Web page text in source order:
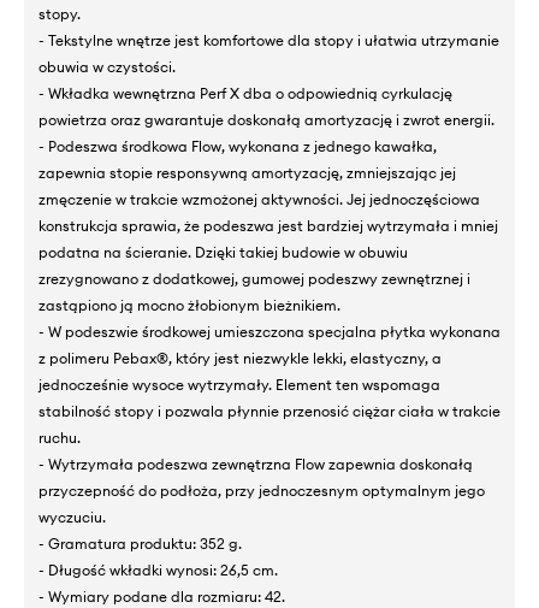
stopy.
- Tekstylne wnętrze jest komfortowe dla stopy i ułatwia utrzymanie
obuwia w czystości.
- Wkładka wewnętrzna Perf X dba o odpowiednią cyrkulację
powietrza oraz gwarantuje doskonałą amortyzację i zwrot energii.
- Podeszwa środkowa Flow, wykonana z jednego kawałka,
zapewnia stopie responsywną amortyzację, zmniejszając jej
zmęczenie w trakcie wzmożonej aktywności. Jej jednoczęściowa
konstrukcja sprawia, że podeszwa jest bardziej wytrzymała i mniej
podatna na ścieranie. Dzięki takiej budowie w obuwiu
zrezygnowano z dodatkowej, gumowej podeszwy zewnętrznej i
zastąpiono ją mocno żłobionym bieżnikiem.
- W podeszwie środkowej umieszczona specjalna płytka wykonana
z polimeru Pebax®, który jest niezwykle lekki, elastyczny, a
jednocześnie wysoce wytrzymały. Element ten wspomaga
stabilność stopy i pozwala płynnie przenosić ciężar ciała w trakcie
ruchu.
- Wytrzymała podeszwa zewnętrzna Flow zapewnia doskonałą
przyczepność do podłoża, przy jednoczesnym optymalnym jego
wyczuciu.
- Gramatura produktu: 352 g.
- Długość wkładki wynosi: 26,5 cm.
- Wymiary podane dla rozmiaru: 42.